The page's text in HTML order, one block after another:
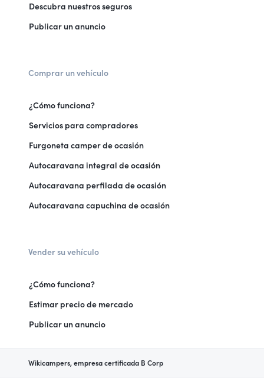
Descubra nuestros seguros
Publicar un anuncio
Comprar un vehículo
¿Cómo funciona?
Servicios para compradores
Furgoneta camper de ocasión
Autocaravana integral de ocasión
Autocaravana perfilada de ocasión
Autocaravana capuchina de ocasión
Vender su vehículo
¿Cómo funciona?
Estimar precio de mercado
Publicar un anuncio
Wikicampers, empresa certificada B Corp